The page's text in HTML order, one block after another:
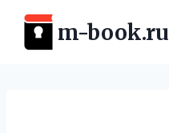
Перейти
содержимому
m-book.ru